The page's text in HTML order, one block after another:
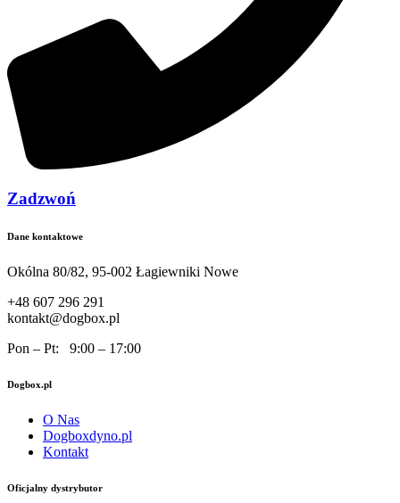
Zadzwoń
Dane kontaktowe
Okólna 80/82, 95-002 Łagiewniki Nowe
+48 607 296 291
kontakt@dogbox.pl
Pon – Pt: 9:00 – 17:00
Dogbox.pl
O Nas
Dogboxdyno.pl
Kontakt
Oficjalny dystrybutor